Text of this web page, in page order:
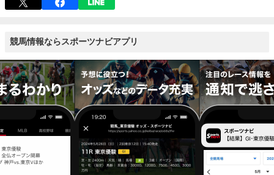
競馬情報ならスポーツナビアプリ